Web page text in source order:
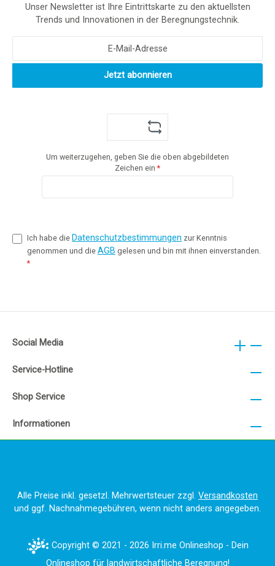
Unser Newsletter ist Ihre Eintrittskarte zu den aktuellsten
Trends und Innovationen in der Beregnungstechnik.
Jetzt abonnieren
Um weiterzugehen, geben Sie die oben abgebildeten
Zeichen ein *
Ich habe die Datenschutzbestimmungen zur Kenntnis
genommen und die AGB gelesen und bin mit ihnen einverstanden.
*
Service-Hotline
Shop Service
Informationen
Social Media
Alle Preise inkl. gesetzl. Mehrwertsteuer zzgl. Versandkosten
und ggf. Nachnahmegebühren, wenn nicht anders angegeben.
Copyright © 2021 - 2026 Irri.me Onlineshop - Dein
Onlineshop für landwirtschaftliche Beregnung!